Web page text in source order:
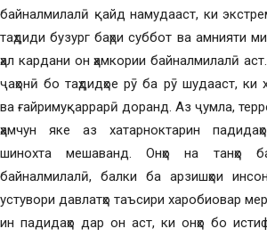
байналмилалӣ қайд намудааст, ки
таҳдиди бузург баҳри суббот ва амнияти
ҳал кардани он ҳамкории байналмилалӣ
ҷаҳонӣ бо таҳдидҳое рӯ ба рӯ шудааст, ки
ва ғайримуқаррарӣ доранд. Аз ҷумла,
ҳамчун яке аз хатарноктарин
шинохта мешаванд. Онҳо на танҳо
байналмилалӣ, балки ба арзишҳои
устувори давлатҳо таъсири харобиовар
ин падидаҳо дар он аст, ки онҳо бо